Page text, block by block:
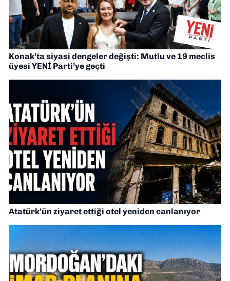
Konak’ta siyasi dengeler değişti: Mutlu ve 19 meclis
üyesi YENİ Parti’ye geçti
Atatürk’ün ziyaret ettiği otel yeniden canlanıyor